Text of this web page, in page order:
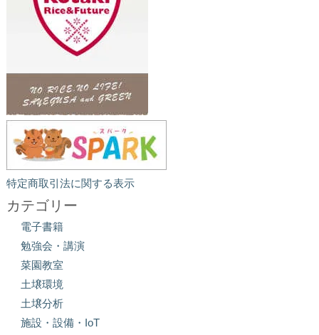
特定商取引法に関する表示
カテゴリー
電子書籍
勉強会・講演
菜園教室
土壌環境
土壌分析
施設・設備・IoT